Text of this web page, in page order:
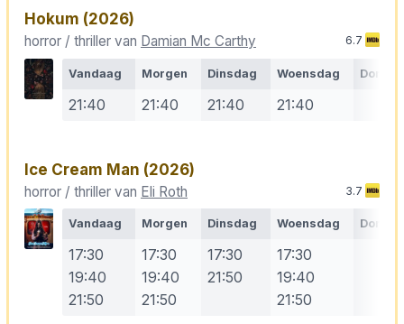
Hokum (2026)
horror / thriller van Damian Mc Carthy 6.7
Vandaag Morgen Dinsdag Woensdag
21:40 21:40 21:40 21:40
Ice Cream Man (2026)
horror / thriller van Eli Roth 3.7
Vandaag Morgen Dinsdag Woensdag
17:30
19:40
21:50
17:30
19:40
21:50
17:30
21:50
17:30
19:40
21:50